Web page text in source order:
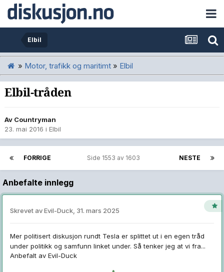
Elbil
» Motor, trafikk og maritimt » Elbil
Elbil-tråden
Av Countryman
23. mai 2016 i Elbil
FORRIGE NESTE
Side 1553 av 1603
Anbefalte innlegg
Skrevet avEvil-Duck, 31. mars 2025
Mer politisert diskusjon rundt Tesla er splittet ut i en egen tråd
under politikk og samfunn linket under. Så tenker jeg at vi fra...
Anbefalt av Evil-Duck